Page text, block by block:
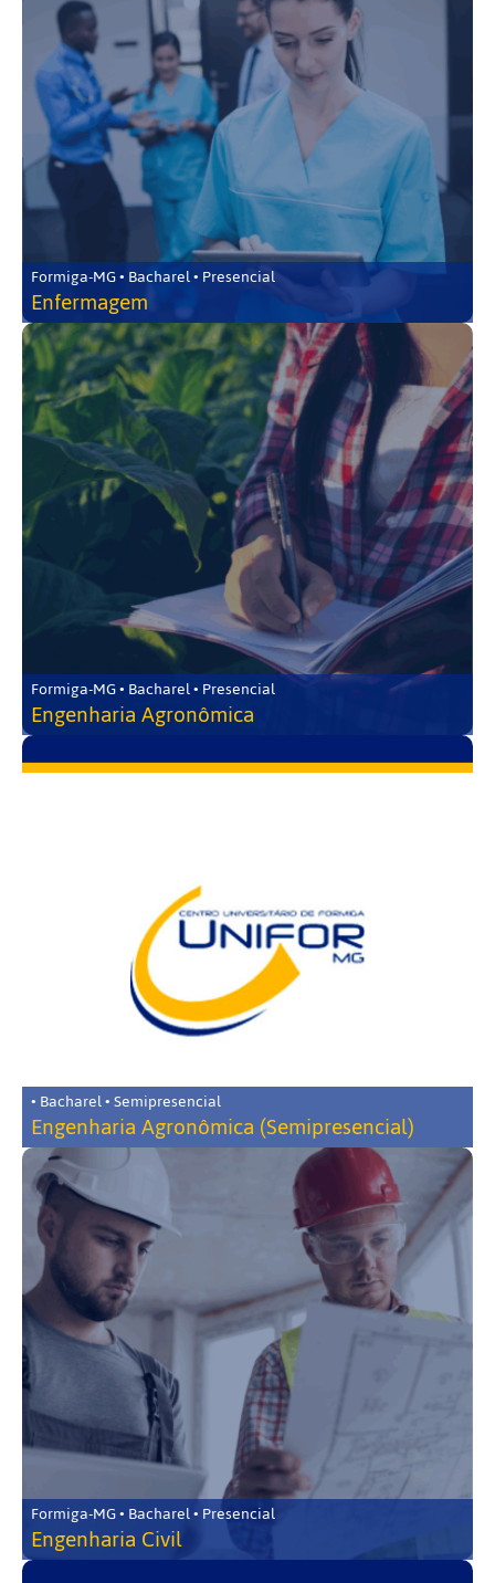
Formiga-MG • Bacharel • Presencial
Enfermagem
Formiga-MG • Bacharel • Presencial
Engenharia Agronômica
• Bacharel • Semipresencial
Engenharia Agronômica (Semipresencial)
Formiga-MG • Bacharel • Presencial
Engenharia Civil